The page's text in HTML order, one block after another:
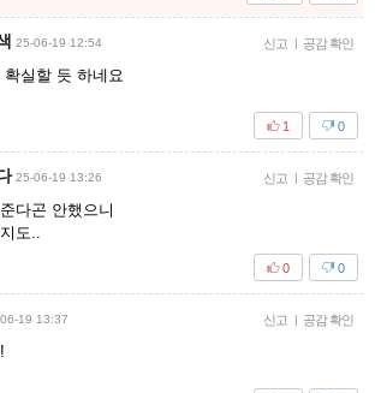
25-06-19 12:54 신고 | 공감 확인
실할 듯 하네요
0
1
25-06-19 13:26 신고 | 공감 확인
다곤 안했으니
도..
0
0
19 13:37 신고 | 공감 확인